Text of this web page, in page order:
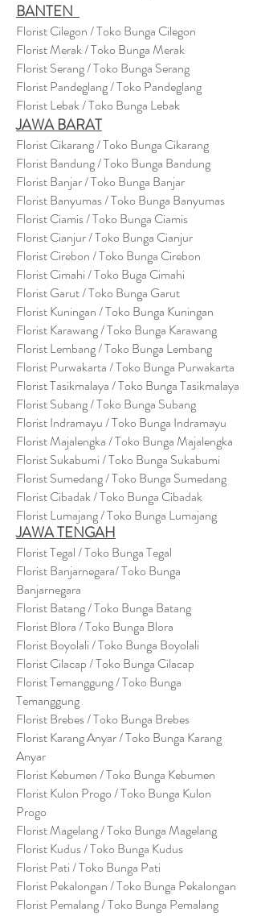
BANTEN
Florist Cilegon / Toko Bunga Cilegon
Florist Merak / Toko Bunga Merak
Florist Serang / Toko Bunga Serang
Florist Pandeglang / Toko Pandeglang
Florist Lebak / Toko Bunga Lebak
JAWA BARAT
Florist Cikarang/ Toko Bunga Cikarang
Florist Bandung / Toko Bunga Bandung
Florist Banjar / Toko Bunga Banjar
Florist Banyumas / Toko Bunga Banyumas
Florist Ciamis / Toko Bunga Ciamis
Florist Cianjur / Toko Bunga Cianjur
Florist Cirebon / Toko Bunga Cirebon
Florist Cimahi / Toko Buga Cimahi
Florist Garut / Toko Bunga Garut
Florist Kuningan / Toko Bunga Kuningan
Florist Karawang / Toko Bunga Karawang
Florist Lembang / Toko Bunga Lembang
Florist Purwakarta / Toko Bunga Purwakarta
Florist Tasikmalaya / Toko Bunga Tasikmalaya
Florist Subang / Toko Bunga Subang
Florist Indramayu / Toko Bunga Indramayu
Florist Majalengka / Toko Bunga Majalengka
Florist Sukabumi / Toko Bunga Sukabumi
Florist Sumedang / Toko Bunga Sumedang
Florist Cibadak / Toko Bunga Cibadak
Florist Lumajang / Toko Bunga Lumajang
JAWA TENGAH
Florist Tegal / Toko Bunga Tegal
Florist Banjarnegara/ Toko Bunga
Banjarnegara
Florist Batang / Toko Bunga Batang
Florist Blora / Toko Bunga Blora
Florist Boyolali / Toko Bunga Boyolali
Florist Cilacap / Toko Bunga Cilacap
Florist Temanggung / Toko Bunga
Temanggung
Florist Brebes / Toko Bunga Brebes
Florist Karang Anyar / Toko Bunga Karang
Anyar
Florist Kebumen / Toko Bunga Kebumen
Florist Kulon Progo / Toko Bunga Kulon
Progo
Florist Magelang / Toko Bunga Magelang
Florist Kudus / Toko Bunga Kudus
Florist Pati / Toko Bunga Pati
Florist Pekalongan / Toko Bunga Pekalongan
Florist Pemalang / Toko Bunga Pemalang